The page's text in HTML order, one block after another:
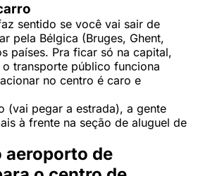
sentido se você vai sair de
pela Bélgica (Bruges, Ghent,
países. Pra ficar só na capital,
o transporte público funciona
no centro é caro e
(vai pegar a estrada), a gente
à frente na seção de aluguel de
aeroporto de